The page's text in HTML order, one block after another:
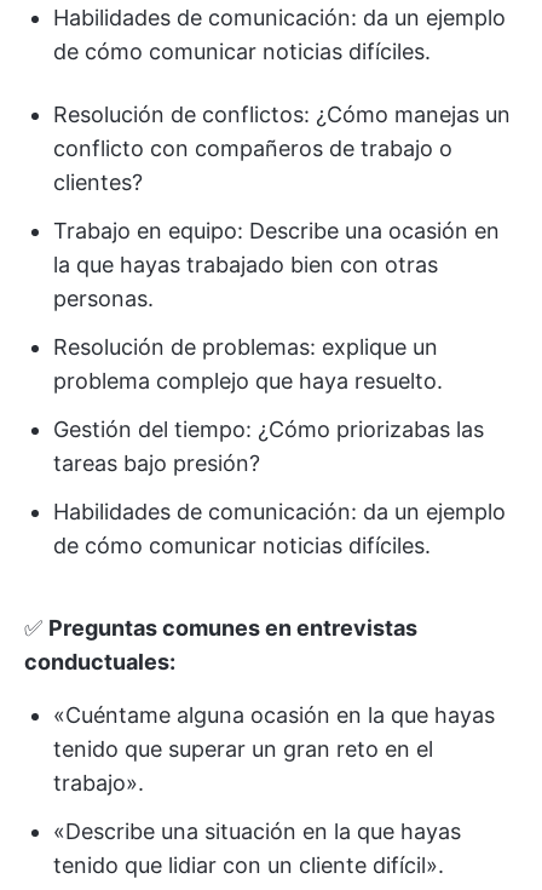
Habilidades de comunicación: da un ejemplo
de cómo comunicar noticias difíciles.
Resolución de conflictos: ¿Cómo manejas un
conflicto con compañeros de trabajo o
clientes?
Trabajo en equipo: Describe una ocasión en
la que hayas trabajado bien con otras
personas.
Resolución de problemas: explique un
problema complejo que haya resuelto.
Gestión del tiempo: ¿Cómo priorizabas las
tareas bajo presión?
Habilidades de comunicación: da un ejemplo
de cómo comunicar noticias difíciles.
✅ Preguntas comunes en entrevistas
conductuales:
«Cuéntame alguna ocasión en la que hayas
tenido que superar un gran reto en el
trabajo».
«Describe una situación en la que hayas
tenido que lidiar con un cliente difícil».